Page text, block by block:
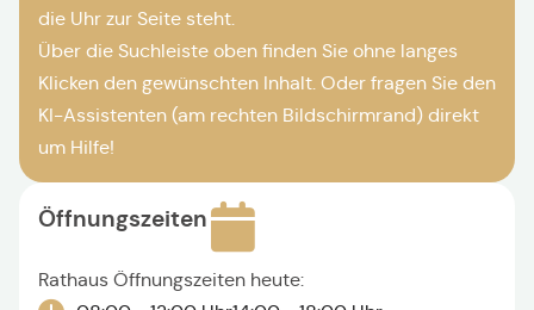
die Uhr zur Seite steht.
Über die Suchleiste oben finden Sie ohne langes
Klicken den gewünschten Inhalt. Oder fragen Sie den
KI-Assistenten (am rechten Bildschirmrand) direkt
um Hilfe!
Öffnungszeiten
Rathaus Öffnungszeiten heute: